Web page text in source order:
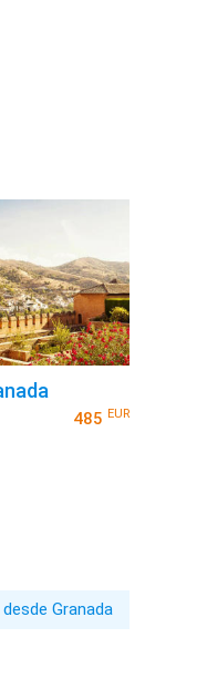
485 EUR
Granada